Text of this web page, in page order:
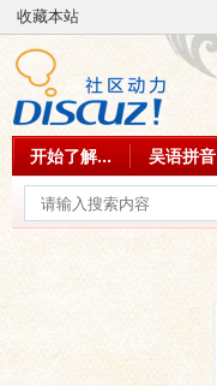
收藏本站
开始了解... 吴语拼音